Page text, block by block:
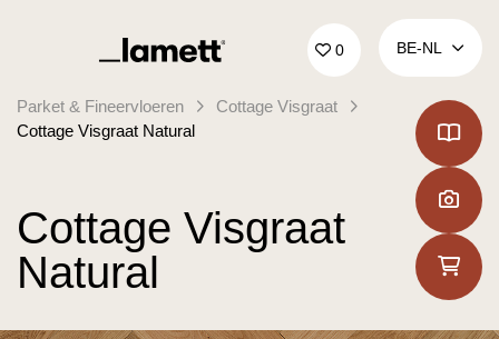
Terug naar home 0 BE‑NL
Parket & Fineervloeren
Cottage Visgraat
Cottage Visgraat Natural
Cottage Visgraat
Natural